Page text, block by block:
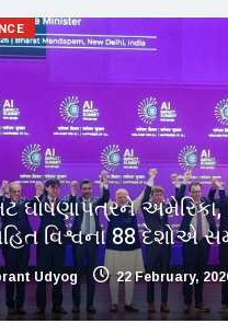
ઘોષણાપત્રને
વિશ્વના 88 દેશોએ
Udyog 22 February,